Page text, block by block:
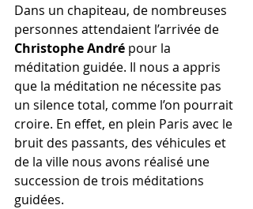
Dans un chapiteau, de nombreuses
personnes attendaient l’arrivée de
Christophe André pour la
méditation guidée. Il nous a appris
que la méditation ne nécessite pas
un silence total, comme l’on pourrait
croire. En effet, en plein Paris avec le
bruit des passants, des véhicules et
de la ville nous avons réalisé une
succession de trois méditations
guidées.